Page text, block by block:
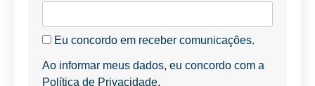
Eu concordo em receber comunicações.
Ao informar meus dados, eu concordo com a
Política de Privacidade.